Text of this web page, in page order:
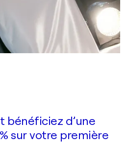
bénéficiez d’une
sur votre première